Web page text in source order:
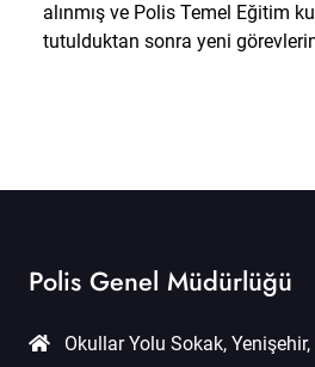
alınmış ve Polis Temel Eğitim
tutulduktan sonra yeni
Polis Genel Müdürlüğü
Okullar Yolu Sokak,